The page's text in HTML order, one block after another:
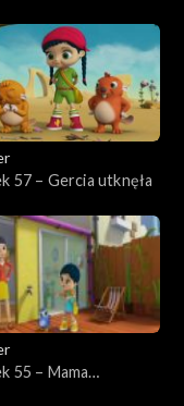
57 – Gercia utknęła
55 – Mama